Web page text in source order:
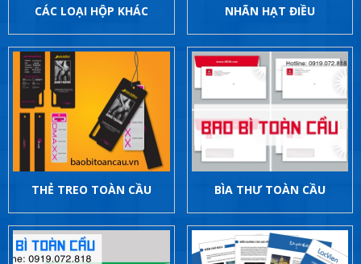
CÁC LOẠI HỘP KHÁC NHÃN HẠT ĐIỀU
THẺ TREO TOÀN CẦU BÌA THƯ TOÀN CẦU